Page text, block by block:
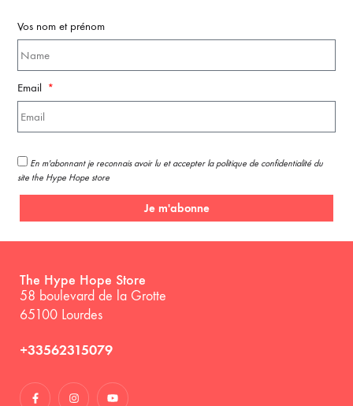
Vos nom et prénom
Email
En m'abonnant je reconnais avoir lu et accepter la politique de confidentialité du
site the Hype Hope store
Je m'abonne
The Hype Hope Store
58 boulevard de la Grotte
65100 Lourdes
+33562315079